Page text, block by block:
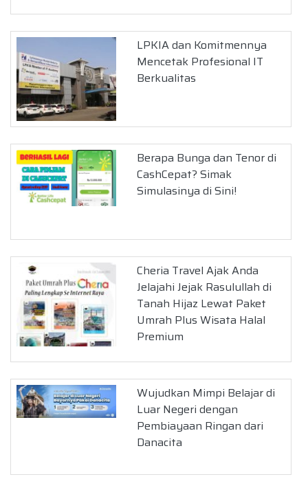
LPKIA dan Komitmennya
Mencetak Profesional IT
Berkualitas
Berapa Bunga dan Tenor di
CashCepat? Simak
Simulasinya di Sini!
Cheria Travel Ajak Anda
Jelajahi Jejak Rasulullah di
Tanah Hijaz Lewat Paket
Umrah Plus Wisata Halal
Premium
Wujudkan Mimpi Belajar di
Luar Negeri dengan
Pembiayaan Ringan dari
Danacita